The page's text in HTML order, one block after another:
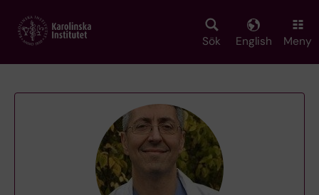
main
Sök English Meny